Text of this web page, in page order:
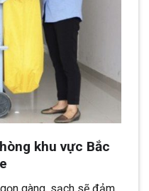
khu vực Bắc
gàng, sạch sẽ đảm